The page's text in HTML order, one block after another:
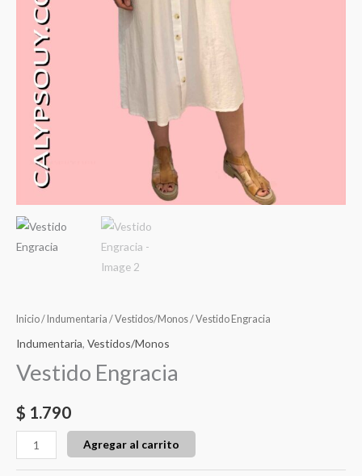
Inicio/ Indumentaria /Vestidos/Monos/ Vestido Engracia
Indumentaria, Vestidos/Monos
Vestido Engracia
$ 1.790
Agregar al carrito